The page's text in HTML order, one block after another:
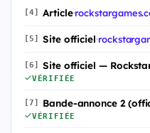
[4] Article·
[5] Site officiel·
[6] Site officiel —
VÉRIFIÉE
[7] Bande-annonce 2
VÉRIFIÉE